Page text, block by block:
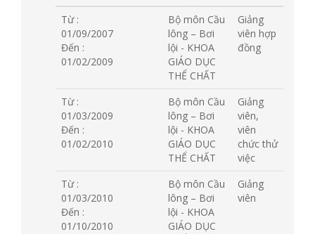
Từ :
01/09/2007
Đến :
01/02/2009
Bộ môn Cầu
lông – Bơi
lội - KHOA
GIÁO DỤC
THỂ CHẤT
Giảng
viên hợp
đồng
Từ :
01/03/2009
Đến :
01/02/2010
Bộ môn Cầu
lông – Bơi
lội - KHOA
GIÁO DỤC
THỂ CHẤT
Giảng
viên,
viên
chức thử
việc
Từ :
01/03/2010
Đến :
01/10/2010
Bộ môn Cầu
lông – Bơi
lội - KHOA
GIÁO DỤC
Giảng
viên